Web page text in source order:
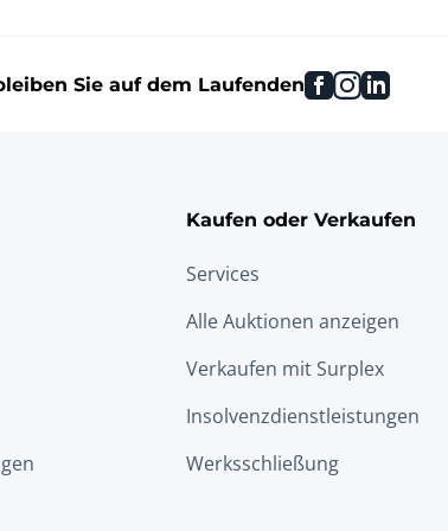
Leder
Durchlaufmaschinen
Sie auf dem Laufenden facebook
instagram
linkedin
Kaufen oder Verkaufen
Services
Alle Auktionen anzeigen
Verkaufen mit Surplex
Insolvenzdienstleistungen
Werksschließung